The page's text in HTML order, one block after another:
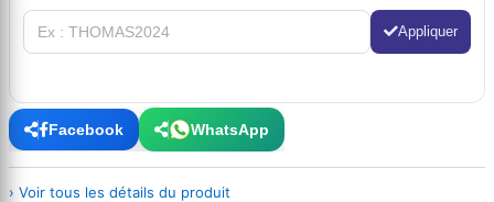
Appliquer
Facebook WhatsApp
› Voir tous les détails du produit